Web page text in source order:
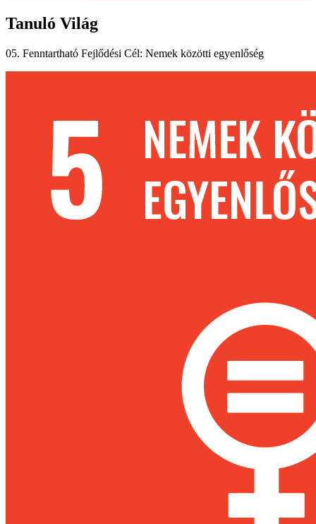
Tanuló Világ
05. Fenntartható Fejlődési Cél: Nemek közötti egyenlőség